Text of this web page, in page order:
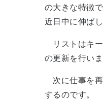
の大きな特徴
近日中に伸ば
リストはキー
の更新を行いま
次に仕事を再
するのです。